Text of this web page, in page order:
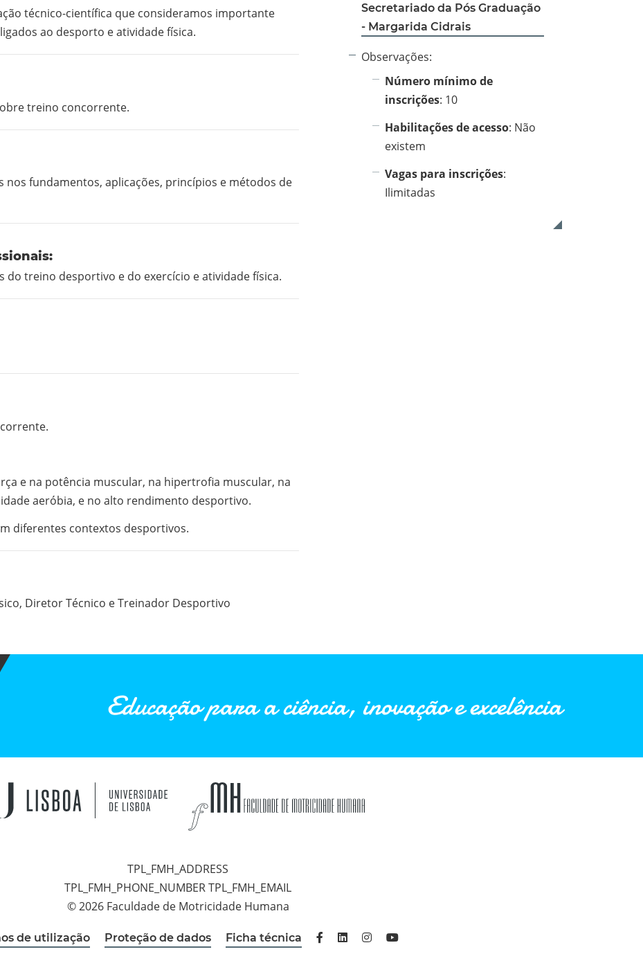
técnico-científica que consideramos importante
ao desporto e atividade física.
treino concorrente.
fundamentos, aplicações, princípios e métodos de
do treino desportivo e do exercício e atividade física.
e na potência muscular, na hipertrofia muscular, na
aeróbia, e no alto rendimento desportivo.
diferentes contextos desportivos.
Diretor Técnico e Treinador Desportivo
Secretariado da Pós Graduação
- Margarida Cidrais
Observações:
Número mínimo de
inscrições: 10
Habilitações de acesso: Não
existem
Vagas para inscrições:
Ilimitadas
Educação para a ciência, inovação e excelência
TPL_FMH_ADDRESS
TPL_FMH_PHONE_NUMBER TPL_FMH_EMAIL
© 2026 Faculdade de Motricidade Humana
de utilização Proteção de dados Ficha técnica